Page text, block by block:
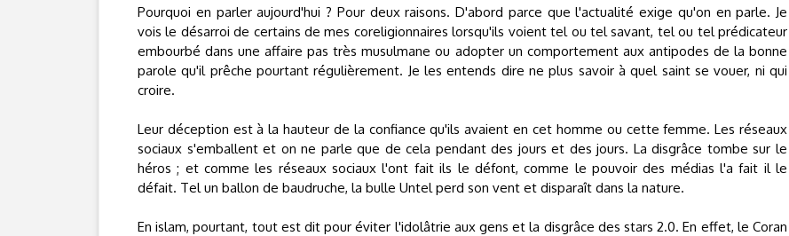
Pourquoi en parler aujourd'hui ? Pour deux raisons. D'abord parce que l'actualité exige qu'on en parle. Je
vois le désarroi de certains de mes coreligionnaires lorsqu'ils voient tel ou tel savant, tel ou tel prédicateur
embourbé dans une affaire pas très musulmane ou adopter un comportement aux antipodes de la bonne
parole qu'il prêche pourtant régulièrement. Je les entends dire ne plus savoir à quel saint se vouer, ni qui
croire.
Leur déception est à la hauteur de la confiance qu'ils avaient en cet homme ou cette femme. Les réseaux
sociaux s'emballent et on ne parle que de cela pendant des jours et des jours. La disgrâce tombe sur le
héros ; et comme les réseaux sociaux l'ont fait ils le défont, comme le pouvoir des médias l'a fait il le
défait. Tel un ballon de baudruche, la bulle Untel perd son vent et disparaît dans la nature.
En islam, pourtant, tout est dit pour éviter l'idolâtrie aux gens et la disgrâce des stars 2.0. En effet, le Coran